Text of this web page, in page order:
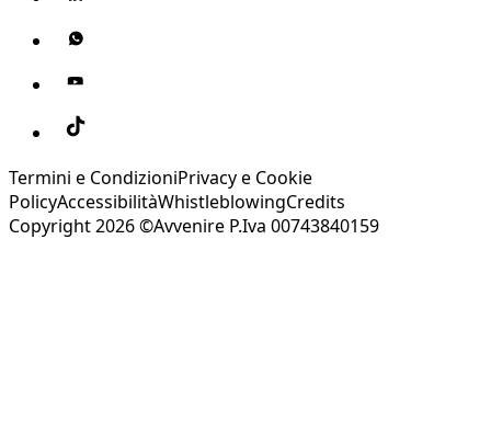
Termini e CondizioniPrivacy e Cookie
PolicyAccessibilitàWhistleblowingCredits
Copyright 2026 ©Avvenire P.Iva 00743840159